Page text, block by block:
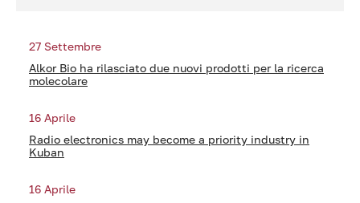
27 Settembre
Alkor Bio ha rilasciato due nuovi prodotti per la ricerca
molecolare
16 Aprile
Radio electronics may become a priority industry in
Kuban
16 Aprile